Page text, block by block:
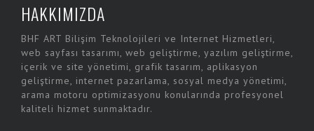
HAKKIMIZDA
BHF ART Bilişim Teknolojileri ve Internet Hizmetleri,
web sayfası tasarımı, web geliştirme, yazılım geliştirme,
içerik ve site yönetimi, grafik tasarım, aplikasyon
geliştirme, internet pazarlama, sosyal medya yönetimi,
arama motoru optimizasyonu konularında profesyonel
kaliteli hizmet sunmaktadır.